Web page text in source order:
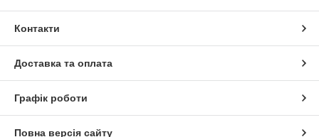
Контакти
Доставка та оплата
Графік роботи
Повна версія сайту